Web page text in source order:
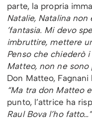
parte, la propria
Natalie, Natalina
’fantasia. Mi devo
imbruttire, mettere
Penso che chiederò
Matteo, non ne sono
Don Matteo,
“Ma tra don Matteo
punto, l’attrice ha
Raul Bova l’ho fatto…”